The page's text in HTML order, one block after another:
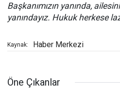
Başkanımızın yanında,
yanındayız. Hukuk herkese
Kaynak: Haber Merkezi
Öne Çıkanlar